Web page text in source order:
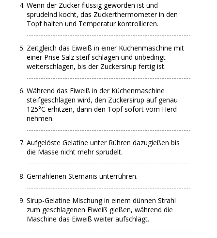
Wenn der Zucker flüssig geworden ist und
sprudelnd kocht, das Zuckerthermometer in den
Topf halten und Temperatur kontrollieren.
Zeitgleich das Eiweiß in einer Küchenmaschine mit
einer Prise Salz steif schlagen und unbedingt
weiterschlagen, bis der Zuckersirup fertig ist.
Während das Eiweiß in der Küchenmaschine
steifgeschlagen wird, den Zuckersirup auf genau
125°C erhitzen, dann den Topf sofort vom Herd
nehmen.
Aufgelöste Gelatine unter Rühren dazugießen bis
die Masse nicht mehr sprudelt.
Gemahlenen Sternanis unterrühren.
Sirup-Gelatine Mischung in einem dünnen Strahl
zum geschlagenen Eiweiß gießen, während die
Maschine das Eiweiß weiter aufschlägt.